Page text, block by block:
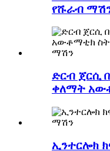
የሹራብ
ድርብ ጀርሲ
ቀለማት
ኢንተርሎክ